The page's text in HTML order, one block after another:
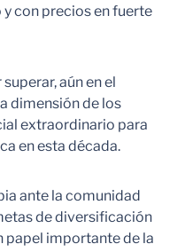
con precios en fuerte
aún en el
dimensión de los
extraordinario para
en esta década.
ante la comunidad
de diversificación
papel importante de la